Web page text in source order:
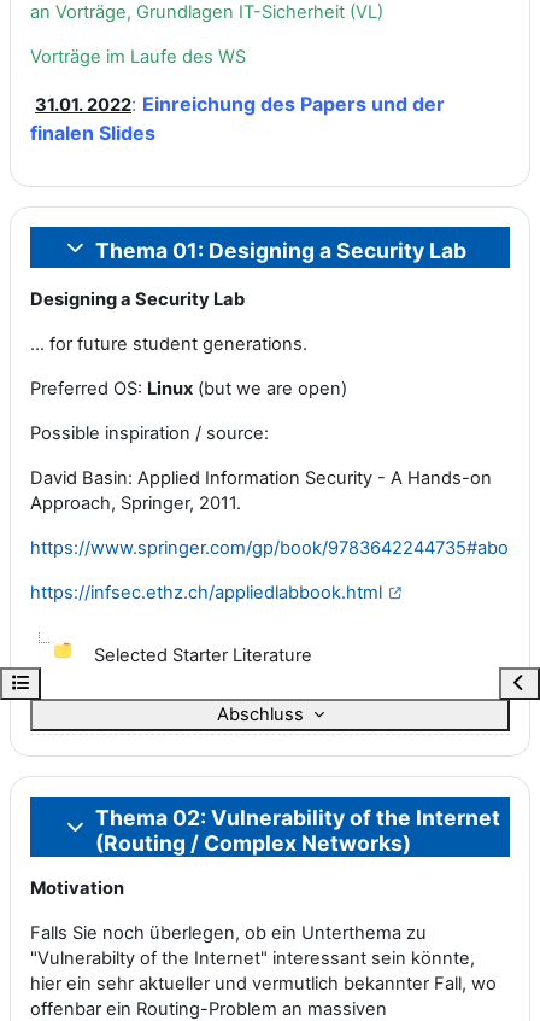
Kursindex öffnen
an Vorträge, Grundlagen IT-Sicherheit (VL)
Vorträge im Laufe des WS
31.01. 2022: Einreichung des Papers und der
finalen Slides
Einklappen
Thema 01: Designing a Security Lab
Designing a Security Lab
... for future student generations.
Preferred OS: Linux (but we are open)
Possible inspiration / source:
David Basin: Applied Information Security - A Hands-on
Approach, Springer, 2011.
https://www.springer.com/gp/book/
https://infsec.ethz.ch/appliedlabbook.html
Abschluss
Selected Starter Literature
Einklappen
Thema 02: Vulnerability of the Internet
(Routing / Complex Networks)
Motivation
Falls Sie noch überlegen, ob ein Unterthema zu
"Vulnerabilty of the Internet" interessant sein könnte,
hier ein sehr aktueller und vermutlich bekannter Fall, wo
offenbar ein Routing-Problem an massiven